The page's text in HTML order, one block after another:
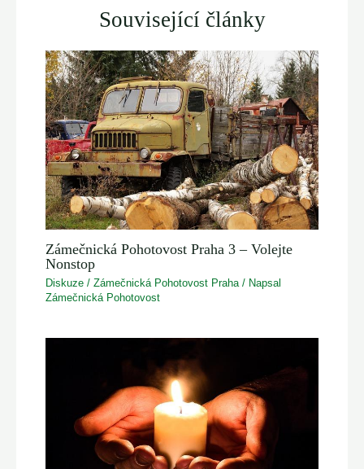
Související články
Zámečnická Pohotovost Praha 3 – Volejte
Nonstop
Diskuze /Zámečnická Pohotovost Praha/ Napsal
Zámečnická Pohotovost